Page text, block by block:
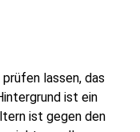
lassen, das
ist ein
ist gegen den